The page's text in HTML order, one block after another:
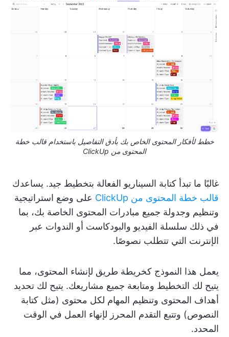
خطط لأفكار المحتوى الخاص بك بأدق التفاصيل باستخدام قالب خطة
المحتوى من ClickUp
غالبًا ما تبدأ كتابة السيناريو الفعالة بتخطيط جيد. يساعدك
قالب خطة المحتوى من ClickUp
على وضع استراتيجية
وتنظيم وجدولة جميع مبادرات المحتوى الخاصة بك، بما
في ذلك سلسلة الفيديو والبودكاست أو الندوات عبر
الإنترنت التي تتطلب نصوصًا.
يعمل هذا النموذج كخريطة طريق لإنشاء المحتوى، مما
يتيح لك التخطيط ومتابعة جميع مشاريعك. يتيح لك تحديد
أهداف المحتوى وتنظيم المهام لكل محتوى (مثل كتابة
النصوص) وتتبع التقدم المحرز لإنهاء العمل في الوقت
المحدد.